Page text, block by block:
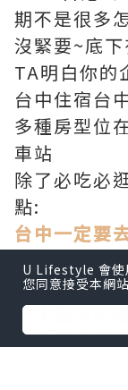
期不是很多
沒緊要~底
TA明白你
台中住宿台
多種房型位
車站
除了必吃必
點:
台中一定要
合作社
台中人氣新
一中街不吃
勤美草悟道
U Lifestyle 會使
您同意接受本網